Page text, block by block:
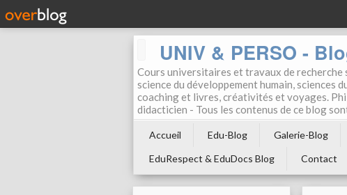
UNIV & PERSO -
Cours universitaires et travaux de recherche
science du développement humain,
coaching et livres, créativités et voyages.
didacticien - Tous les contenus de ce blog
Accueil Edu-Blog Galerie-Blog
EduRespect & EduDocs Blog
Contact